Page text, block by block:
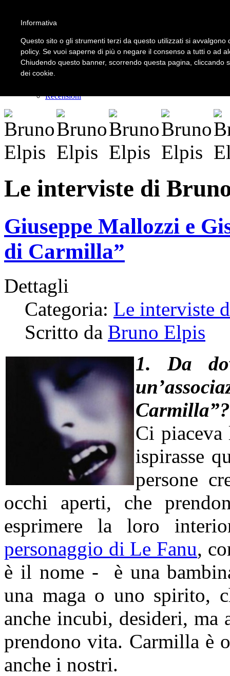
LOGIN | REGISTER
Home
Il carnevale dei delitti
Recensioni
Le interviste di
Giuseppe Mallozzi e
di Carmilla”
Dettagli
Categoria: Le interviste
Scritto da Bruno Elpis
1. Da d
Carmilla”?
Ci piaceva
ispirasse
persone
occhi aperti, che
esprimere la loro
personaggio di Le Fanu,
è il nome - è una
una maga o uno spirito,
anche incubi, desideri, ma
prendono vita. Carmilla è
anche i nostri.
Informativa
Questo sito o gli strumenti terzi da questo utilizzati si
policy. Se vuoi saperne di più o negare il consenso a tutti o ad
Chiudendo questo banner, scorrendo questa pagina, cliccando
dei cookie.